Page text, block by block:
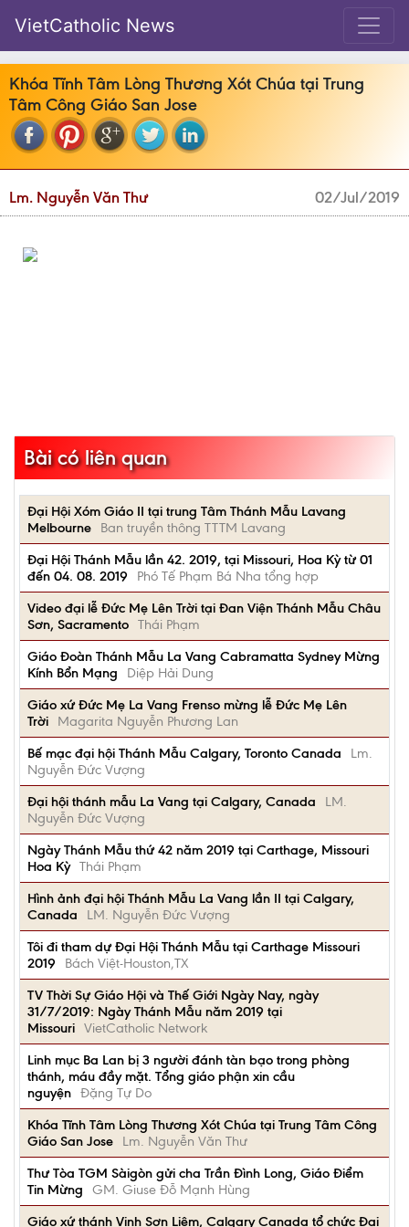
VietCatholic News
Khóa Tĩnh Tâm Lòng Thương Xót Chúa tại Trung
Tâm Công Giáo San Jose
Lm. Nguyễn Văn Thư 02/Jul/2019
Bài có liên quan
Đại Hội Xóm Giáo II tại trung Tâm Thánh Mẫu Lavang
Melbourne
Ban truyền thông TTTM Lavang
Đại Hội Thánh Mẫu lần 42. 2019, tại Missouri, Hoa Kỳ từ 01
đến 04. 08. 2019
Phó Tế Phạm Bá Nha tổng hợp
Video đại lễ Đức Mẹ Lên Trời tại Đan Viện Thánh Mẫu Châu
Sơn, Sacramento Thái Phạm
Giáo Đoàn Thánh Mẫu La Vang Cabramatta Sydney Mừng
Kính Bổn Mạng
Diệp Hải Dung
Giáo xứ Đức Mẹ La Vang Frenso mừng lễ Đức Mẹ Lên
Trời
Magarita Nguyễn Phương Lan
Bế mạc đại hội Thánh Mẫu Calgary, Toronto Canada
Lm.
Nguyễn Đức Vượng
Đại hội thánh mẫu La Vang tại Calgary, Canada
LM.
Nguyễn Đức Vượng
Ngày Thánh Mẫu thứ 42 năm 2019 tại Carthage, Missouri
Hoa Kỳ Thái Phạm
Hình ảnh đại hội Thánh Mẫu La Vang lần II tại Calgary,
Canada
LM. Nguyễn Đức Vượng
Tôi đi tham dự Đại Hội Thánh Mẫu tại Carthage Missouri
2019
Bách Việt-Houston,TX
TV Thời Sự Giáo Hội và Thế Giới Ngày Nay, ngày
31/7/2019: Ngày Thánh Mẫu năm 2019 tại
Missouri VietCatholic Network
Linh mục Ba Lan bị 3 người đánh tàn bạo trong phòng
thánh, máu đầy mặt. Tổng giáo phận xin cầu
nguyện Đặng Tự Do
Khóa Tĩnh Tâm Lòng Thương Xót Chúa tại Trung Tâm Công
Giáo San Jose
Lm. Nguyễn Văn Thư
Thư Tòa TGM Sàigòn gửi cha Trần Đình Long, Giáo Điểm
Tin Mừng
GM. Giuse Đỗ Mạnh Hùng
Giáo xứ thánh Vinh Sơn Liêm, Calgary Canada tổ chức Đại